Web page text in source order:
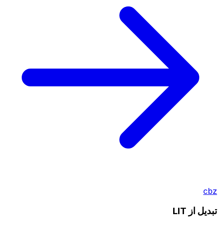
cbz
تبدیل از LIT